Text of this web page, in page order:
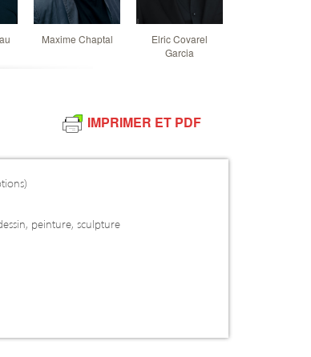
Maxime Chaptal
Elric Covarel
Garcia
IMPRIMER ET PDF
peinture, sculpture